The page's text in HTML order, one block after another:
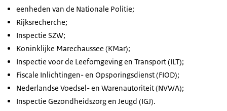
eenheden van de Nationale Politie;
Rijksrecherche;
Inspectie SZW;
Koninklijke Marechaussee (KMar);
Inspectie voor de Leefomgeving en Transport (ILT);
Fiscale Inlichtingen- en Opsporingsdienst (FIOD);
Nederlandse Voedsel- en Warenautoriteit (NVWA);
Inspectie Gezondheidszorg en Jeugd (IGJ).